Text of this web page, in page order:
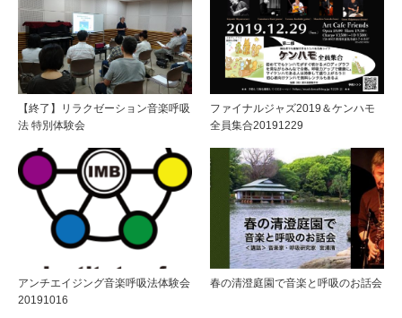
【終了】リラクゼーション音楽呼吸
法 特別体験会
ファイナルジャズ2019＆ケンハモ
全員集合20191229
アンチエイジング音楽呼吸法体験会
20191016
春の清澄庭園で音楽と呼吸のお話会